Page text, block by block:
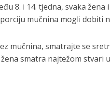
8. i 14. tjedna, svaka žena
mučnina mogli dobiti
mučnina, smatrajte se
smatra najtežom stvari